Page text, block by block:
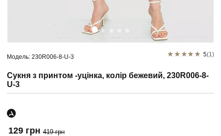
Модель: 230R006-8-U-3 5(1)
Сукня з принтом -уцінка, колір бежевий, 230R006-8-
U-3
129 грн 419 грн